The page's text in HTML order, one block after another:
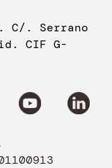
C/. Serrano
CIF G-